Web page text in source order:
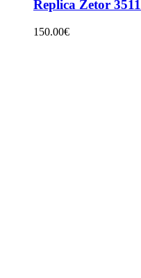
Replica Zetor 3511
150.00€